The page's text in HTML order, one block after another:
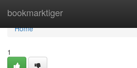
bookmarktiger
Home
Home
1